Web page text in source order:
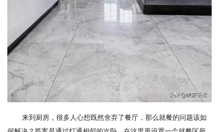
来到厨房，很多人心想既然舍弃了餐厅，那么就餐的问题该如